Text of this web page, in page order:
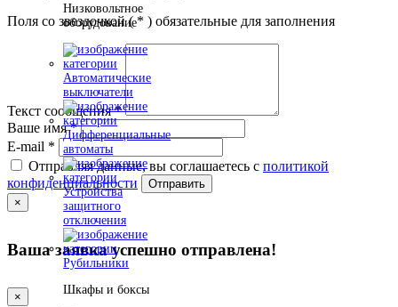
Низковольтное
оборудование
Автоматические
выключатели
Дифференциальные
автоматы
Устройства
защитного
отключения
Рубильники
Шкафы и боксы
Поля со звездочкой (* ) обязательные для заполнения
Текст сообщения*
Ваше имя*
E-mail *
Отправляя данные, вы соглашаетесь с политикой
конфиденциальности
Отправить
×
Ваша заявка успешно отправлена!
×